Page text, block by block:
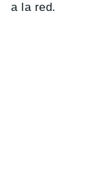
a la red.